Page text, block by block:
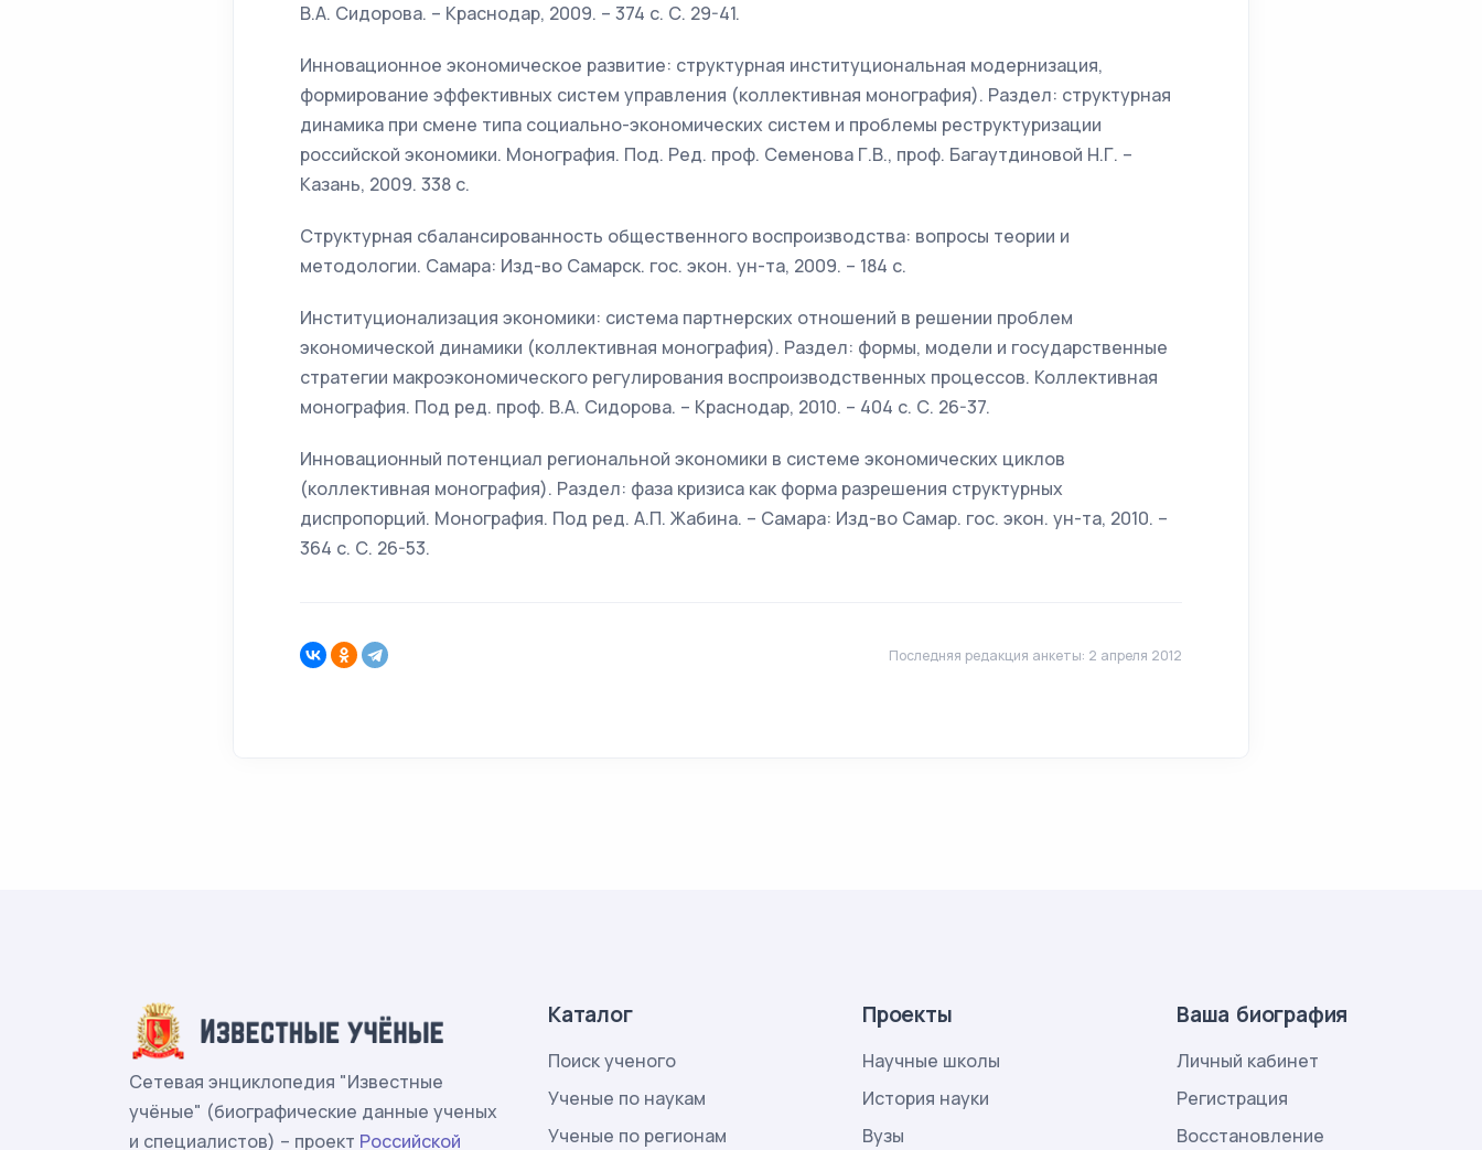
В.А. Сидорова. – Краснодар, 2009. – 374 с. С. 29-41.
Инновационное экономическое развитие: структурная институциональная модернизация,
формирование эффективных систем управления (коллективная монография). Раздел: структурная
динамика при смене типа социально-экономических систем и проблемы реструктуризации
российской экономики. Монография. Под. Ред. проф. Семенова Г.В., проф. Багаутдиновой Н.Г. –
Казань, 2009. 338 с.
Структурная сбалансированность общественного воспроизводства: вопросы теории и
методологии. Самара: Изд-во Самарск. гос. экон. ун-та, 2009. – 184 с.
Институционализация экономики: система партнерских отношений в решении проблем
экономической динамики (коллективная монография). Раздел: формы, модели и государственные
стратегии макроэкономического регулирования воспроизводственных процессов. Коллективная
монография. Под ред. проф. В.А. Сидорова. – Краснодар, 2010. – 404 с. С. 26-37.
Инновационный потенциал региональной экономики в системе экономических циклов
(коллективная монография). Раздел: фаза кризиса как форма разрешения структурных
диспропорций. Монография. Под ред. А.П. Жабина. – Самара: Изд-во Самар. гос. экон. ун-та, 2010. –
364 с. С. 26-53.
Последняя редакция анкеты: 2 апреля 2012
Сетевая энциклопедия "Известные
учёные" (биографические данные ученых
и специалистов) – проект Российской
Каталог
Поиск ученого
Ученые по наукам
Ученые по регионам
Проекты
Научные школы
История науки
Вузы
Ваша биография
Личный кабинет
Регистрация
Восстановление